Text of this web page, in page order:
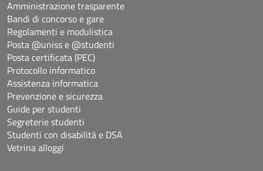
Amministrazione trasparente
Bandi di concorso e gare
Regolamenti e modulistica
Posta @uniss e @studenti
Posta certificata (PEC)
Protocollo informatico
Assistenza informatica
Prevenzione e sicurezza
Guide per studenti
Segreterie studenti
Studenti con disabilità e DSA
Vetrina alloggi